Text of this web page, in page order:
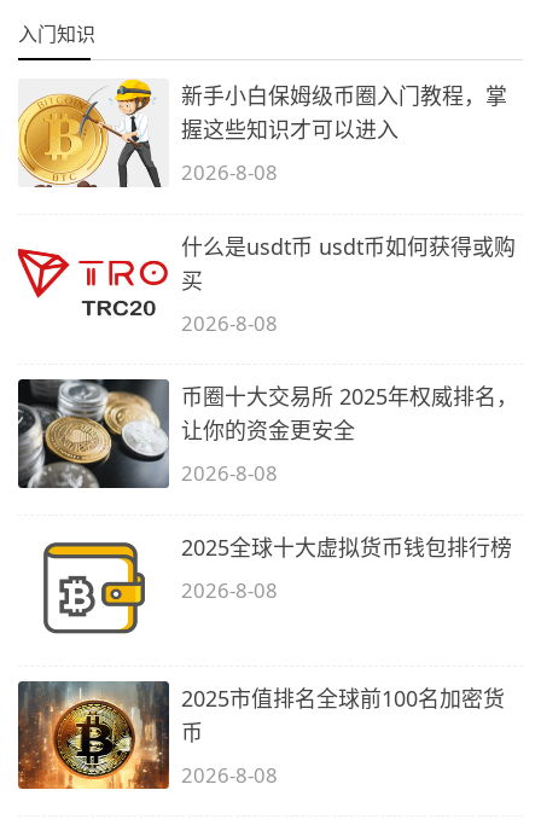
入门知识
新手小白保姆级币圈入门教程，掌
握这些知识才可以进入
2026-8-08
什么是usdt币 usdt币如何获得或购
买
2026-8-08
币圈十大交易所 2025年权威排名，
让你的资金更安全
2026-8-08
2025全球十大虚拟货币钱包排行榜
2026-8-08
2025市值排名全球前100名加密货
币
2026-8-08